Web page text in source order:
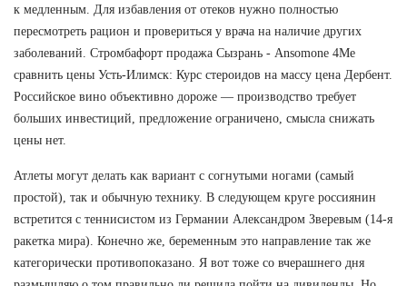
к медленным. Для избавления от отеков нужно полностью
пересмотреть рацион и провериться у врача на наличие других
заболеваний. Стромбафорт продажа Сызрань - Ansomone 4Me
сравнить цены Усть-Илимск: Курс стероидов на массу цена Дербент.
Российское вино объективно дороже — производство требует
больших инвестиций, предложение ограничено, смысла снижать
цены нет.
Атлеты могут делать как вариант с согнутыми ногами (самый
простой), так и обычную технику. В следующем круге россиянин
встретится с теннисистом из Германии Александром Зверевым (14-я
ракетка мира). Конечно же, беременным это направление так же
категорически противопоказано. Я вот тоже со вчерашнего дня